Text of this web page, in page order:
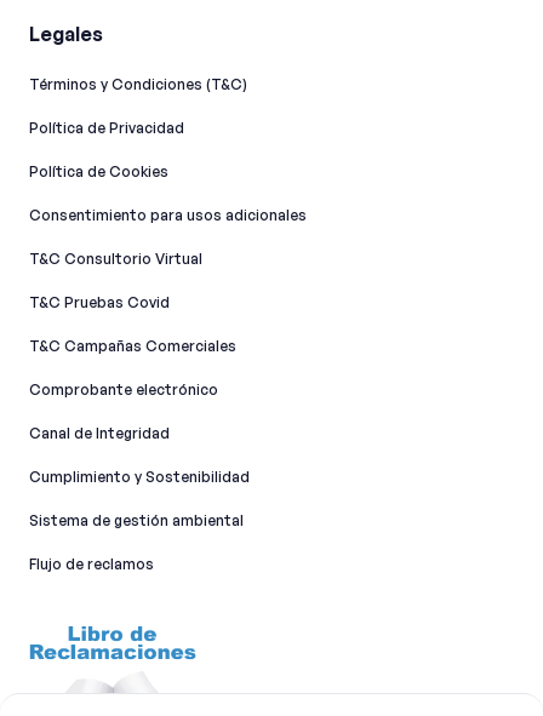
Legales
Términos y Condiciones (T&C)
Política de Privacidad
Política de Cookies
Consentimiento para usos adicionales
T&C Consultorio Virtual
T&C Pruebas Covid
T&C Campañas Comerciales
Comprobante electrónico
Canal de Integridad​
Cumplimiento y Sostenibilidad
Sistema de gestión ambiental
Flujo de reclamos